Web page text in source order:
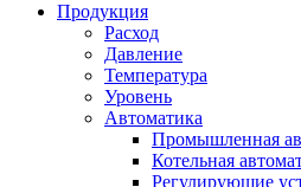
Продукция
Расход
Давление
Температура
Уровень
Автоматика
Промышленная
Котельная
Регулирующие